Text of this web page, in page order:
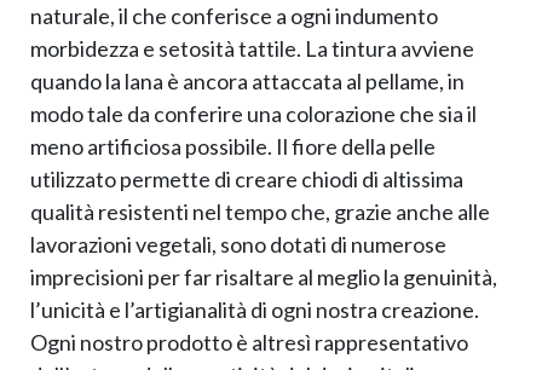
naturale, il che conferisce a ogni indumento
morbidezza e setosità tattile. La tintura avviene
quando la lana è ancora attaccata al pellame, in
modo tale da conferire una colorazione che sia il
meno artificiosa possibile. Il fiore della pelle
utilizzato permette di creare chiodi di altissima
qualità resistenti nel tempo che, grazie anche alle
lavorazioni vegetali, sono dotati di numerose
imprecisioni per far risaltare al meglio la genuinità,
l’unicità e l’artigianalità di ogni nostra creazione.
Ogni nostro prodotto è altresì rappresentativo